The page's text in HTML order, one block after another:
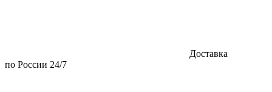
Доставка
по России 24/7